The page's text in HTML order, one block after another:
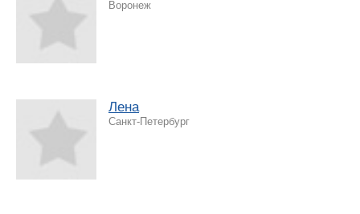
Воронеж
Лена
Санкт-Петербург